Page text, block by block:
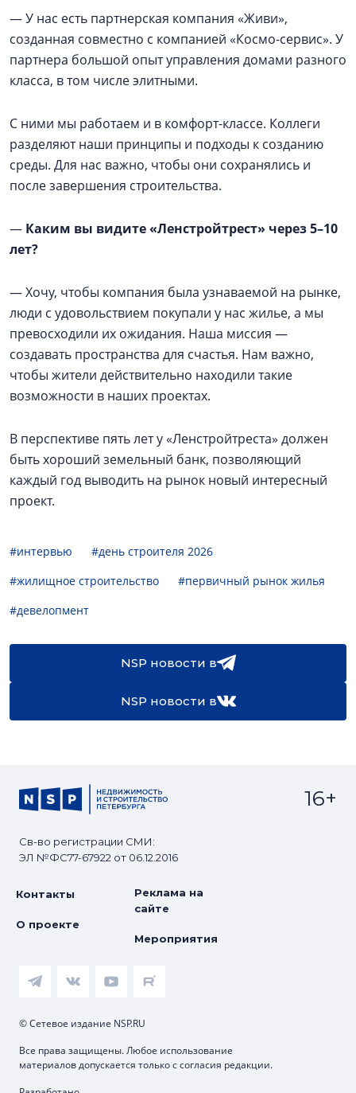
— У нас есть партнерская компания «Живи»,
созданная совместно с компанией «Космо-сервис». У
партнера большой опыт управления домами разного
класса, в том числе элитными.
С ними мы работаем и в комфорт-классе. Коллеги
разделяют наши принципы и подходы к созданию
среды. Для нас важно, чтобы они сохранялись и
после завершения строительства.
— Каким вы видите «Ленстройтрест» через 5–10
лет?
— Хочу, чтобы компания была узнаваемой на рынке,
люди с удовольствием покупали у нас жилье, а мы
превосходили их ожидания. Наша миссия —
создавать пространства для счастья. Нам важно,
чтобы жители действительно находили такие
возможности в наших проектах.
В перспективе пять лет у «Ленстройтреста» должен
быть хороший земельный банк, позволяющий
каждый год выводить на рынок новый интересный
проект.
#интервью
#день строителя 2026
#жилищное строительство
#первичный рынок жилья
#девелопмент
NSP новости в
NSP новости в
Св-во регистрации СМИ:
ЭЛ №ФС77-67922 от 06.12.2016
16+
Контакты
О проекте
Реклама на
сайте
Мероприятия
© Сетевое издание NSP.RU
Все права защищены. Любое использование
материалов допускается только с согласия редакции.